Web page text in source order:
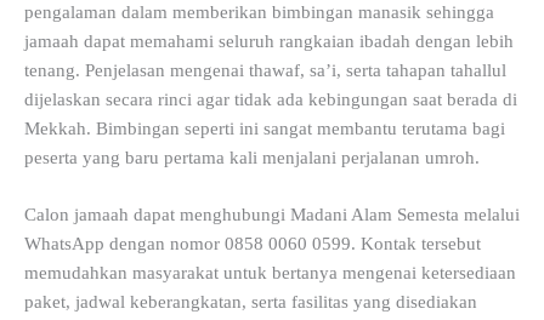
pengalaman dalam memberikan bimbingan manasik sehingga
jamaah dapat memahami seluruh rangkaian ibadah dengan lebih
tenang. Penjelasan mengenai thawaf, sa’i, serta tahapan tahallul
dijelaskan secara rinci agar tidak ada kebingungan saat berada di
Mekkah. Bimbingan seperti ini sangat membantu terutama bagi
peserta yang baru pertama kali menjalani perjalanan umroh.
Calon jamaah dapat menghubungi Madani Alam Semesta melalui
WhatsApp dengan nomor 0858 0060 0599. Kontak tersebut
memudahkan masyarakat untuk bertanya mengenai ketersediaan
paket, jadwal keberangkatan, serta fasilitas yang disediakan